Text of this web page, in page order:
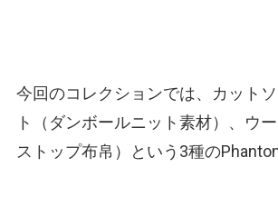
今回のコレクションでは、カット
ト（ダンボールニット素材）、ウ
ストップ布帛）という3種の